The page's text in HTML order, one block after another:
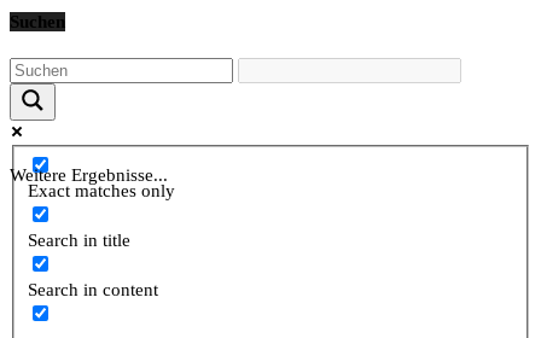
Suchen
Weitere Ergebnisse...
Exact matches only
Search in title
Search in content